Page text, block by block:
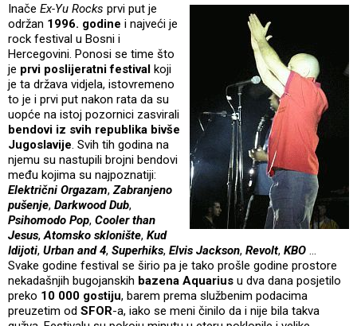
Inače Ex-Yu Rocks prvi put je
održan 1996. godine i najveći je
rock festival u Bosni i
Hercegovini. Ponosi se time što
je prvi poslijeratni festival koji
je ta država vidjela, istovremeno
to je i prvi put nakon rata da su
uopće na istoj pozornici zasvirali
bendovi iz svih republika bivše
Jugoslavije. Svih tih godina na
njemu su nastupili brojni bendovi
među kojima su najpoznatiji:
Električni Orgazam,Zabranjeno
pušenje, Darkwood Dub,
Psihomodo Pop, Cooler than
Jesus,Atomsko sklonište, Kud
Idijoti, Urban and 4, Superhiks, Elvis Jackson, Revolt, KBO …
Svake godine festival se širio pa je tako prošle godine prostore
nekadašnjih bugojanskih bazena Aquarius u dva dana posjetilo
preko 10 000 gostiju, barem prema službenim podacima
preuzetim od SFOR-a, iako se meni činilo da i nije bila takva